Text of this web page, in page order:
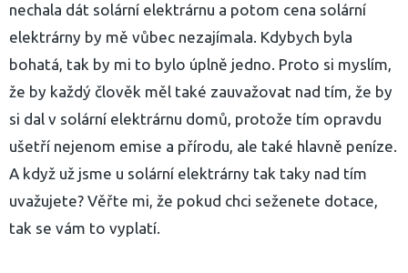
nechala dát solární elektrárnu a potom cena solární
elektrárny by mě vůbec nezajímala. Kdybych byla
bohatá, tak by mi to bylo úplně jedno. Proto si myslím,
že by každý člověk měl také zauvažovat nad tím, že by
si dal v solární elektrárnu domů, protože tím opravdu
ušetří nejenom emise a přírodu, ale také hlavně peníze.
A když už jsme u solární elektrárny tak taky nad tím
uvažujete? Věřte mi, že pokud chci seženete dotace,
tak se vám to vyplatí.